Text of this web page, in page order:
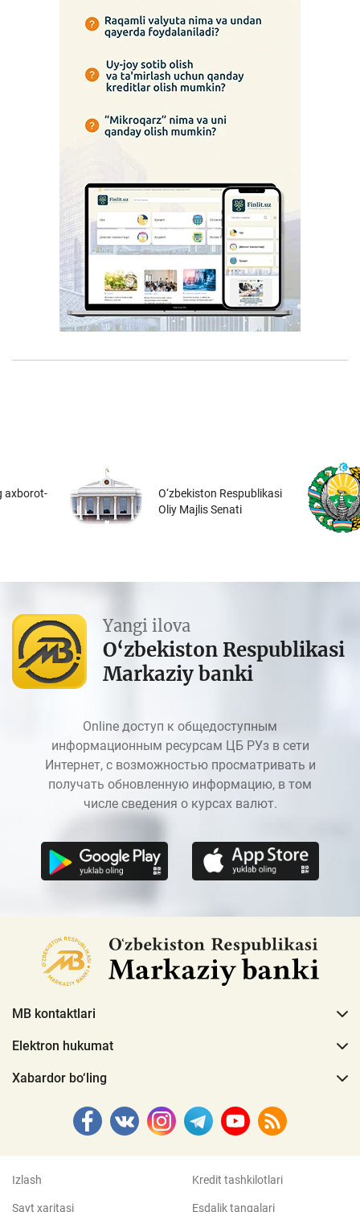
axborot-
O‘zbekiston Respublikasi
Oliy Majlis Senati
Yangi ilova
O‘zbekiston Respublikasi
Markaziy banki
Online доступ к общедоступным
информационным ресурсам ЦБ РУз в сети
Интернет, с возможностью просматривать и
получать обновленную информацию, в том
числе сведения о курсах валют.
MB kontaktlari
Elektron hukumat
Xabardor bo‘ling
Izlash
Sayt xaritasi
Kredit tashkilotlari
Esdalik tangalari